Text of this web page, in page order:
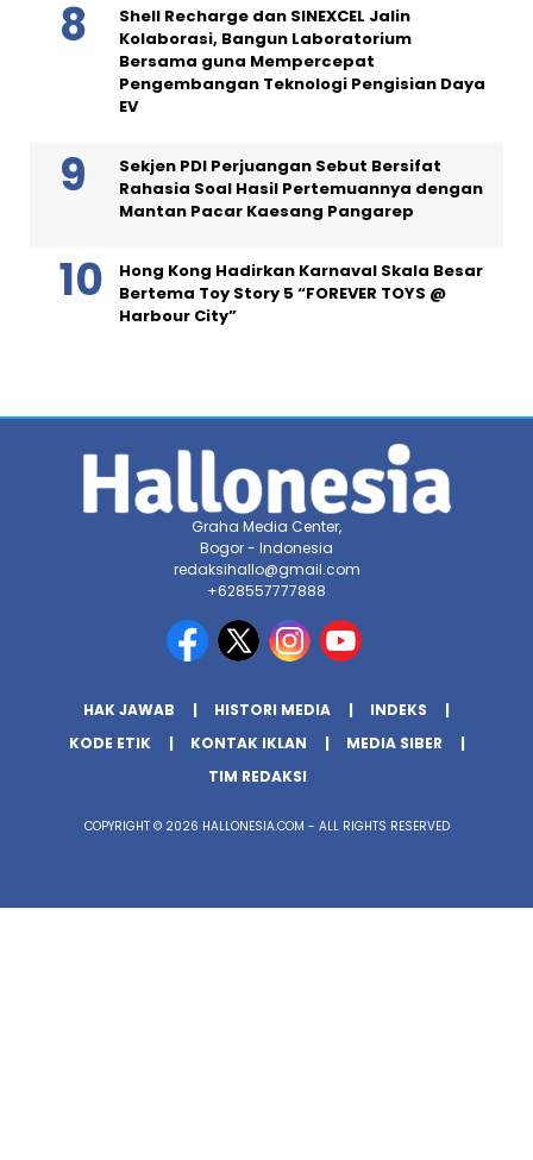
Shell Recharge dan SINEXCEL Jalin
Kolaborasi, Bangun Laboratorium
Bersama guna Mempercepat
Pengembangan Teknologi Pengisian Daya
EV
Sekjen PDI Perjuangan Sebut Bersifat
Rahasia Soal Hasil Pertemuannya dengan
Mantan Pacar Kaesang Pangarep
Hong Kong Hadirkan Karnaval Skala Besar
Bertema Toy Story 5 “FOREVER TOYS @
Harbour City”
Graha Media Center,
Bogor - Indonesia
redaksihallo@gmail.com
+628557777888
HAK JAWAB HISTORI MEDIA
INDEKS
KODE ETIK
KONTAK IKLAN
MEDIA SIBER
TIM REDAKSI
COPYRIGHT © 2026 HALLONESIA.COM - ALL RIGHTS RESERVED